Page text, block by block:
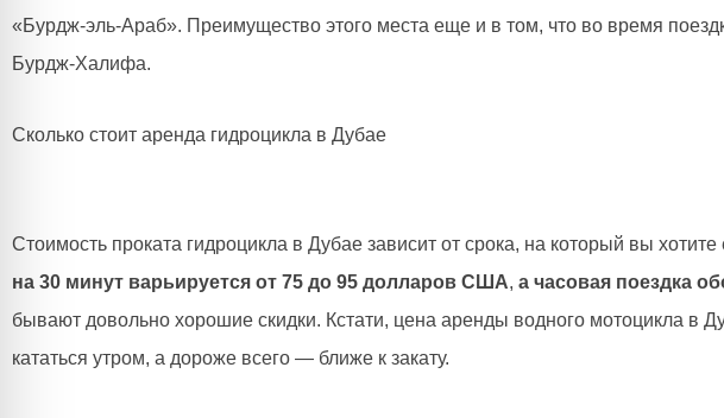
«Бурдж-эль-Араб». Преимущество этого места еще и в том, что во время
Бурдж-Халифа.
Сколько стоит аренда гидроцикла в Дубае
Стоимость проката гидроцикла в Дубае зависит от срока, на который вы
на 30 минут варьируется от 75 до 95 долларов США, а часовая поездка
бывают довольно хорошие скидки. Кстати, цена аренды водного мотоцикла в
кататься утром, а дороже всего — ближе к закату.